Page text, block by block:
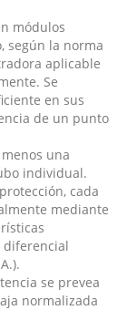
módulos
según la norma
aplicable
Se
en sus
de un punto
una
individual.
cada
mediante
diferencial
se prevea
normalizada